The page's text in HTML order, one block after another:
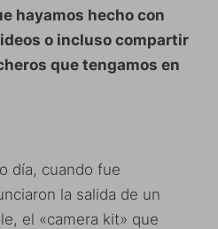
hayamos hecho con
o incluso compartir
que tengamos en
día, cuando fue
la salida de un
el «camera kit» que